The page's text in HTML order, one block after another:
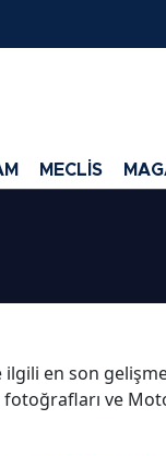
MECLİS
ilgili en son
ve